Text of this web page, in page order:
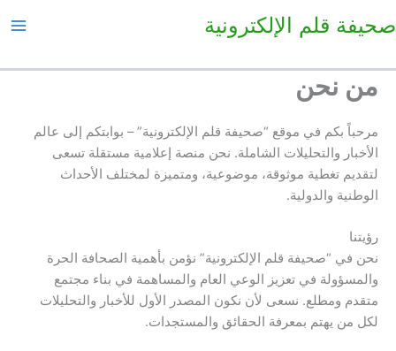
إلى
صحيفة قلم الإلكترونية
من نحن
مرحباً بكم في موقع “صحيفة قلم الإلكترونية” – بوابتكم إلى عالم
الأخبار والتحليلات الشاملة. نحن منصة إعلامية مستقلة تسعى
لتقديم تغطية موثوقة، موضوعية، ومتميزة لمختلف الأحداث
الوطنية والدولية.
رؤيتنا
نحن في “صحيفة قلم الإلكترونية” نؤمن بأهمية الصحافة الحرة
والمسؤولة في تعزيز الوعي العام والمساهمة في بناء مجتمع
متقدم ومطلع. نسعى لأن نكون المصدر الأول للأخبار والتحليلات
لكل من يهتم بمعرفة الحقائق والمستجدات.